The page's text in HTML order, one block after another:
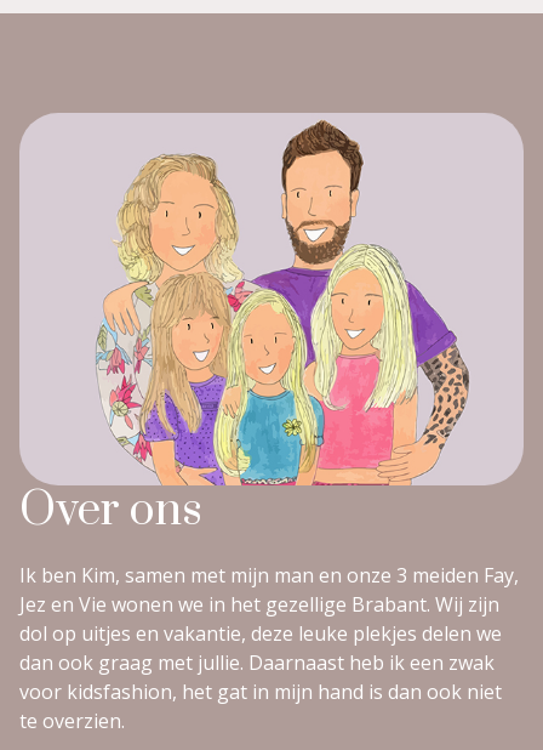
Over ons
Ik ben Kim, samen met mijn man en onze 3 meiden Fay,
Jez en Vie wonen we in het gezellige Brabant. Wij zijn
dol op uitjes en vakantie, deze leuke plekjes delen we
dan ook graag met jullie. Daarnaast heb ik een zwak
voor kidsfashion, het gat in mijn hand is dan ook niet
te overzien.